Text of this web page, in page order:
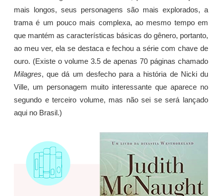
mais longos, seus personagens são mais explorados, a
trama é um pouco mais complexa, ao mesmo tempo em
que mantém as características básicas do gênero, portanto,
ao meu ver, ela se destaca e fechou a série com chave de
ouro. (Existe o volume 3.5 de apenas 70 páginas chamado
Milagres, que dá um desfecho para a história de Nicki du
Ville, um personagem muito interessante que aparece no
segundo e terceiro volume, mas não sei se será lançado
aqui no Brasil.)